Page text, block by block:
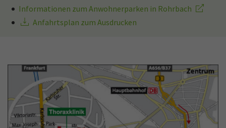
Informationen zum Anwohnerparken in Rohrbach
Anfahrtsplan zum Ausdrucken